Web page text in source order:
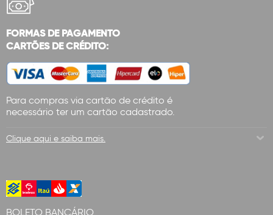
FORMAS DE PAGAMENTO
CARTÕES DE CRÉDITO:
Para compras via cartão de crédito é
necessário ter um cartão cadastrado.
Clique aqui e saiba mais.
BOLETO BANCÁRIO